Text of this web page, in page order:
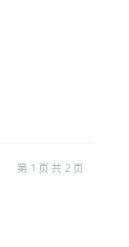
第 1 页 共 2 页